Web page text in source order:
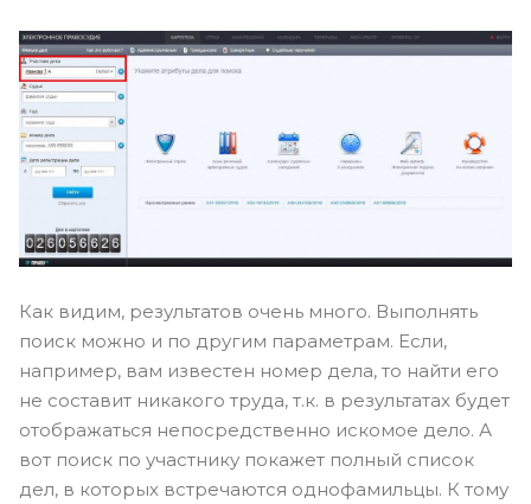
Как видим, результатов очень много. Выполнять
поиск можно и по другим параметрам. Если,
например, вам известен номер дела, то найти его
не составит никакого труда, т.к. в результатах будет
отображаться непосредственно искомое дело. А
вот поиск по участнику покажет полный список
дел, в которых встречаются однофамильцы. К тому